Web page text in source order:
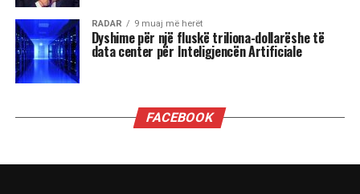
RADAR 9 muaj më herët
Dyshime për një fluskë triliona-dollarëshe të
data center për Inteligjencën Artificiale
FACEBOOK